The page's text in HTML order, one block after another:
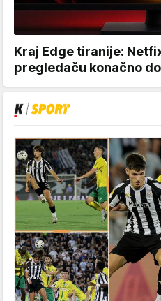
Kraj Edge tiranije:
pregledaču konačno